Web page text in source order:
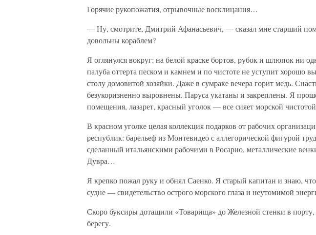
Горячие рукопожатия, отрывочные восклицания…
— Ну, смотрите, Дмитрий Афанасьевич, — сказал мне старший
довольны кораблем?
Я оглянулся вокруг: на белой краске бортов, рубок и шлюпок ни
палуба оттерта песком и камнем и по чистоте не уступит хорошо
столу домовитой хозяйки. Даже в сумраке вечера горит медь.
безукоризненно выровнены. Паруса укатаны и закреплены. Я
помещения, лазарет, красный уголок — все сияет морской
В красном уголке целая коллекция подарков от рабочих
республик: барельеф из Монтевидео с аллегорической фигурой
сделанный итальянскими рабочими в Росарио, металлические
Дувра…
Я крепко пожал руку и обнял Саенко. Я старый капитан и знаю,
судне — свидетельство острого морского глаза и неутомимой
Скоро буксиры дотащили «Товарища» до Железной стенки в порту,
берегу.